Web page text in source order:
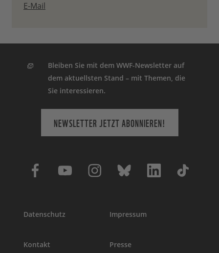
E-Mail
Bleiben Sie mit dem WWF-Newsletter auf
dem aktuellsten Stand – mit Themen, die
Sie interessieren.
NEWSLETTER JETZT ABONNIEREN!
Datenschutz Impressum
Kontakt Presse